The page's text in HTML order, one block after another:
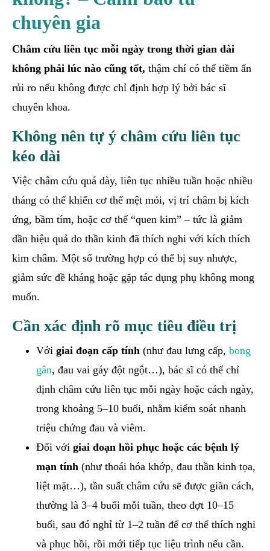
chuyên gia
Châm cứu liên tục mỗi ngày trong thời gian dài
không phải lúc nào cũng tốt, thậm chí có thể tiềm ẩn
rủi ro nếu không được chỉ định hợp lý bởi bác sĩ
chuyên khoa.
Không nên tự ý châm cứu liên tục
kéo dài
Việc châm cứu quá dày, liên tục nhiều tuần hoặc nhiều
tháng có thể khiến cơ thể mệt mỏi, vị trí châm bị kích
ứng, bầm tím, hoặc cơ thể “quen kim” – tức là giảm
dần hiệu quả do thần kinh đã thích nghi với kích thích
kim châm. Một số trường hợp có thể bị suy nhược,
giảm sức đề kháng hoặc gặp tác dụng phụ không mong
muốn.
Cần xác định rõ mục tiêu điều trị
Với giai đoạn cấp tính (như đau lưng cấp, bong
gân, đau vai gáy đột ngột…), bác sĩ có thể chỉ
định châm cứu liên tục mỗi ngày hoặc cách ngày,
trong khoảng 5–10 buổi, nhằm kiểm soát nhanh
triệu chứng đau và viêm.
Đối với giai đoạn hồi phục hoặc các bệnh lý
mạn tính (như thoái hóa khớp, đau thần kinh tọa,
liệt mặt…), tần suất châm cứu sẽ được giãn cách,
thường là 3–4 buổi mỗi tuần, theo đợt 10–15
buổi, sau đó nghỉ từ 1–2 tuần để cơ thể thích nghi
và phục hồi, rồi mới tiếp tục liệu trình nếu cần.